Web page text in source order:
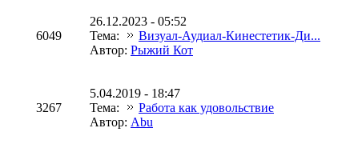
6049
26.12.2023 - 05:52
Тема:
Визуал-Аудиал-Кинестетик-Ди...
Автор: Рыжий Кот
3267
5.04.2019 - 18:47
Тема:
Работа как удовольствие
Автор: Abu